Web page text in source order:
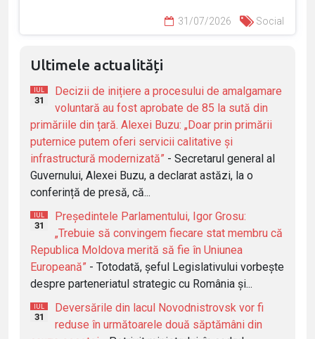
31/07/2026 Social
Ultimele actualități
IUL
31
Decizii de inițiere a procesului de amalgamare
voluntară au fost aprobate de 85 la sută din
primăriile din țară. Alexei Buzu: „Doar prin primării
puternice putem oferi servicii calitative și
infrastructură modernizată” - Secretarul general al
Guvernului, Alexei Buzu, a declarat astăzi, la o
conferință de presă, că...
IUL
31
Președintele Parlamentului, Igor Grosu:
„Trebuie să convingem fiecare stat membru că
Republica Moldova merită să fie în Uniunea
Europeană” - Totodată, șeful Legislativului vorbește
despre parteneriatul strategic cu România și...
IUL
31
Deversările din lacul Novodnistrovsk vor fi
reduse în următoarele două săptămâni din